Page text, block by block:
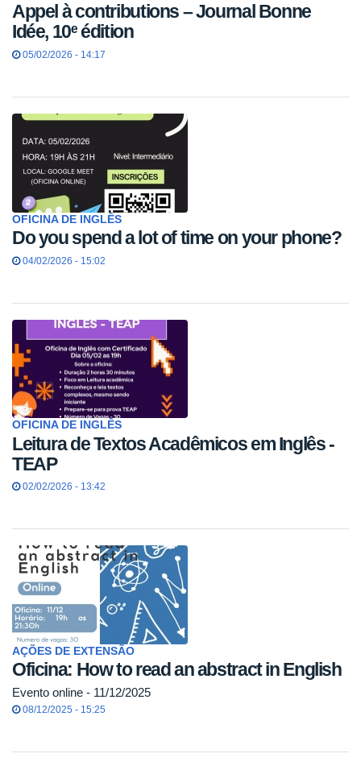
Appel à contributions – Journal Bonne
Idée, 10ᵉ édition
05/02/2026 - 14:17
OFICINA DE INGLÊS
Do you spend a lot of time on your phone?
04/02/2026 - 15:02
OFICINA DE INGLÊS
Leitura de Textos Acadêmicos em Inglês -
TEAP
02/02/2026 - 13:42
AÇÕES DE EXTENSÃO
Oficina: How to read an abstract in English
Evento online - 11/12/2025
08/12/2025 - 15:25